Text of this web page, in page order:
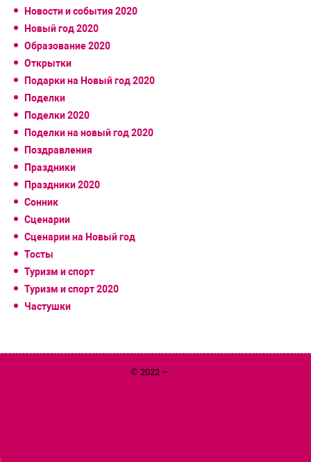
Новости и события 2020
Новый год 2020
Образование 2020
Открытки
Подарки на Новый год 2020
Поделки
Поделки 2020
Поделки на новый год 2020
Поздравления
Праздники
Праздники 2020
Сонник
Сценарии
Сценарии на Новый год
Тосты
Туризм и спорт
Туризм и спорт 2020
Частушки
© 2022 ~